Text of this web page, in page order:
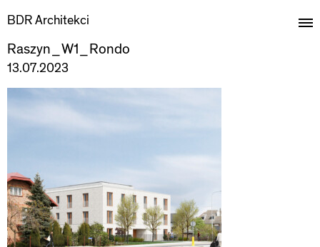
BDR Architekci
Raszyn_W1_Rondo
13.07.2023